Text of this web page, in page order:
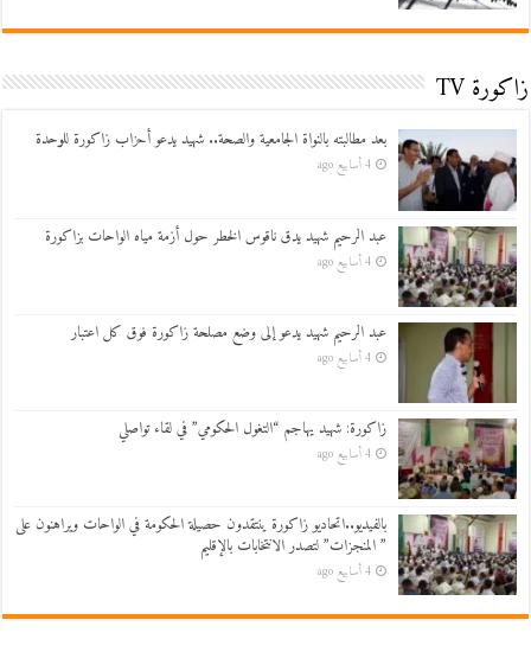
زاكورة TV
بعد مطالبته بالنواة الجامعية والصحة.. شهيد يدعو أحزاب زاكورة للوحدة
4 أسابيع ago
عبد الرحيم شهيد يدق ناقوس الخطر حول أزمة مياه الواحات بزاكورة
4 أسابيع ago
عبد الرحيم شهيد يدعو إلى وضع مصلحة زاكورة فوق كل اعتبار
4 أسابيع ago
زاكورة: شهيد يهاجم “التغول الحكومي” في لقاء تواصلي
4 أسابيع ago
بالفيديو..اتحاديو زاكورة ينتقدون حصيلة الحكومة في الواحات ويراهنون على
” المنجزات” لتصدر الانتخابات بالإقليم
4 أسابيع ago